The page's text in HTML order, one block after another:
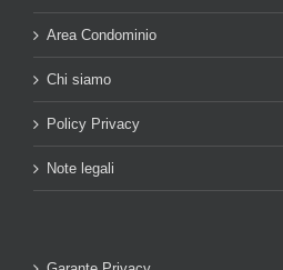
Area Condominio
Chi siamo
Policy Privacy
Note legali